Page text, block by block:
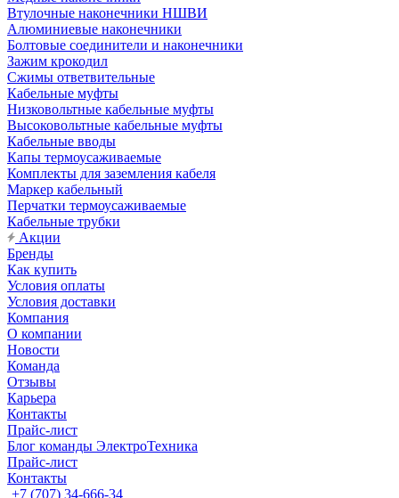
Втулочные наконечники НШВИ
Алюминиевые наконечники
Болтовые соединители и наконечники
Зажим крокодил
Сжимы ответвительные
Кабельные муфты
Низковольтные кабельные муфты
Высоковольтные кабельные муфты
Кабельные вводы
Капы термоусаживаемые
Комплекты для заземления кабеля
Маркер кабельный
Перчатки термоусаживаемые
Кабельные трубки
Акции
Бренды
Как купить
Условия оплаты
Условия доставки
Компания
О компании
Новости
Команда
Отзывы
Карьера
Контакты
Прайс-лист
Блог команды ЭлектроТехника
Прайс-лист
Контакты
+7 (707) 34-666-34